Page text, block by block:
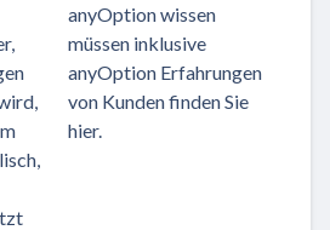
anyOption wissen
müssen inklusive
anyOption Erfahrungen
von Kunden finden Sie
hier.